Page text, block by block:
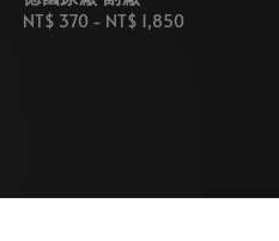
Regular
NT$ 370 - NT$ 1,850